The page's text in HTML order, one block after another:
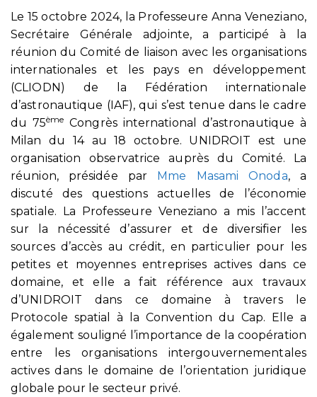
Le 15 octobre 2024, la Professeure Anna Veneziano,
Secrétaire Générale adjointe, a participé à la
réunion du Comité de liaison avec les organisations
internationales et les pays en développement
(CLIODN) de la Fédération internationale
d’astronautique (IAF), qui s’est tenue dans le cadre
du 75ème Congrès international d’astronautique à
Milan du 14 au 18 octobre. UNIDROIT est une
organisation observatrice auprès du Comité. La
réunion, présidée par Mme Masami Onoda, a
discuté des questions actuelles de l’économie
spatiale. La Professeure Veneziano a mis l’accent
sur la nécessité d’assurer et de diversifier les
sources d’accès au crédit, en particulier pour les
petites et moyennes entreprises actives dans ce
domaine, et elle a fait référence aux travaux
d’UNIDROIT dans ce domaine à travers le
Protocole spatial à la Convention du Cap. Elle a
également souligné l’importance de la coopération
entre les organisations intergouvernementales
actives dans le domaine de l’orientation juridique
globale pour le secteur privé.